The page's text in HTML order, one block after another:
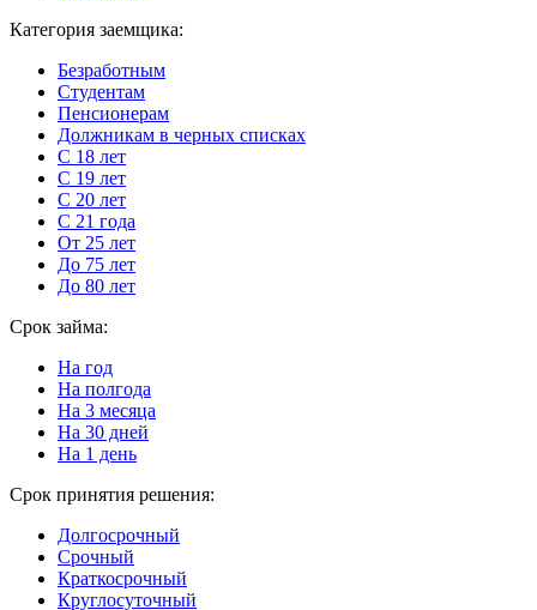
Категория заемщика:
Безработным
Студентам
Пенсионерам
Должникам в черных списках
С 18 лет
С 19 лет
С 20 лет
С 21 года
От 25 лет
До 75 лет
До 80 лет
Срок займа:
На год
На полгода
На 3 месяца
На 30 дней
На 1 день
Срок принятия решения:
Долгосрочный
Срочный
Краткосрочный
Круглосуточный